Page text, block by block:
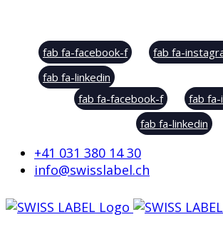
fab fa-facebook-f
fab fa-
fab fa-linkedin
fab fa-facebook-f
fab
fab fa-linkedin
+41 031 380 14 30
info@swisslabel.ch